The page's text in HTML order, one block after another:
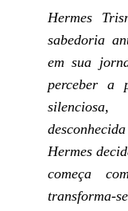
Hermes
sabedoria
em sua
perceber a
Hermes
começa
transforma-